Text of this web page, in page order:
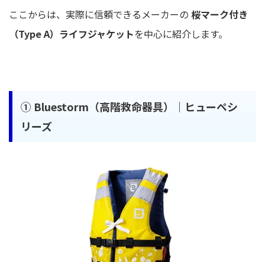
ここからは、実際に信頼できるメーカーの 桜マーク付き
（Type A）ライフジャケットを中心に紹介します。
① Bluestorm（高階救命器具）｜ヒューペシ
リーズ